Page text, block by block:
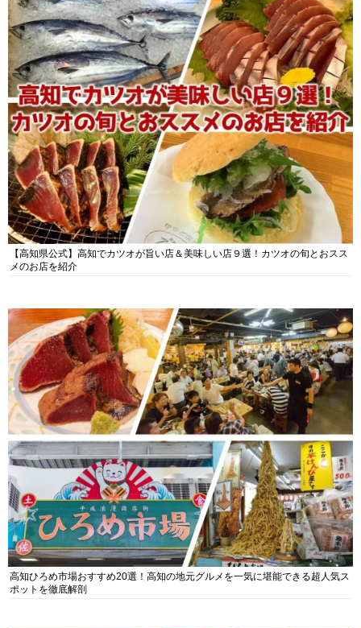
【高知県公式】高知でカツオが旨い店＆美味しい店９選！カツオの旬とおスス
メのお店を紹介
高知ひろめ市場おすすめ20選！高知の地元グルメを一気に堪能できる超人気ス
ポットを徹底解剖